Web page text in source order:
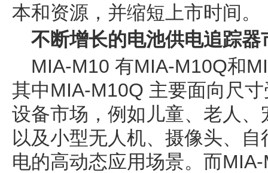
本和资源，并缩短上市时间。
不断增长的电池供电追踪器
MIA-M10 有MIA-M10Q和
其中MIA-M10Q 主要面向尺
设备市场，例如儿童、老人
以及小型无人机、摄像头、
电的高动态应用场景。而